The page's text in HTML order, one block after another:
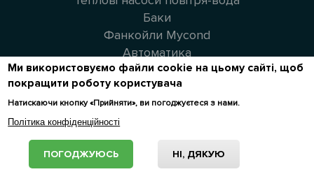
Баки
Фанкойли Mycond
Автоматика
ЗВ'ЯЖІТЬСЯ З НАМИ
+38 044 344 71 35
info@mycond.co.uk
Ми використовуємо файли cookie на цьому сайті, щоб
покращити роботу користувача
Натискаючи кнопку «Прийняти», ви погоджуєтеся з нами.
Політика конфіденційності
ПОГОДЖУЮСЬ НІ, ДЯКУЮ